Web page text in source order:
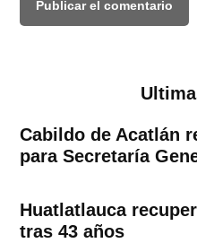
Cabildo de Acatlán
para Secretaría
Huatlatlauca
tras 43 años